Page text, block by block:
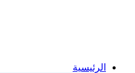
الرئيسية